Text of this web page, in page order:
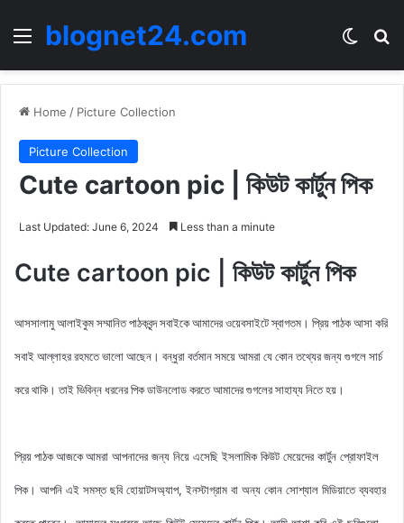
Menublognet24.com
Home / Picture Collection
Picture Collection
Cute cartoon pic | কিউট কার্টুন পিক
Last Updated: June 6, 2024 Less than a minute
Cute cartoon pic | কিউট কার্টুন পিক
আসসালামু আলাইকুম সম্মানিত পাঠকবৃন্দ সবাইকে আমাদের ওয়েবসাইটে স্বাগতম। প্রিয় পাঠক আসা করি
সবাই আল্লাহর রহমতে ভালো আছেন। বন্ধুরা বর্তমান সময়ে আমরা যে কোন তথ্যের জন্য গুগলে সার্চ
করে থাকি। তাই ভিবিন্ন ধরনের পিক ডাউনলোড করতে আমাদের গুগলের সাহায্য নিতে হয়।
প্রিয় পাঠক আজকেআমরা আপনাদের জন্য নিয়ে এসেছি ইসলামিককিউট মেয়েদের কার্টুন প্রোফাইল
পিক। আপনি এই সমস্ত ছবি হোয়াটসঅ্যাপ, ইনস্টাগ্রাম বা অন্য কোন সোশ্যাল মিডিয়াতে ব্যবহার